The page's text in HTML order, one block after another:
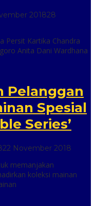
201828
Persit Kartika Chandra
Anita Dani Wardhana
Pelanggan
Spesial
Series’
22 November 2018
memanjakan
koleksi mainan